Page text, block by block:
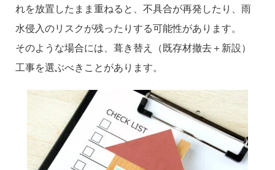
れを放置したまま重ねると、不具合が再発したり、雨
水侵入のリスクが残ったりする可能性があります。
そのような場合には、葺き替え（既存材撤去＋新設）
工事を選ぶべきことがあります。